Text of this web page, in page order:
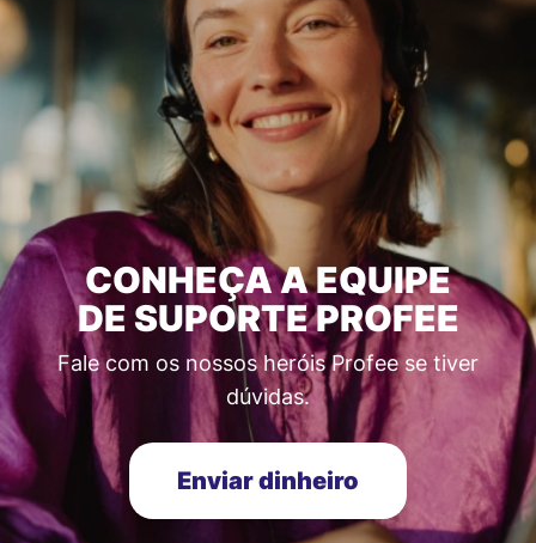
CONHEÇA A EQUIPE
DE SUPORTE PROFEE
Fale com os nossos heróis Profee se tiver
dúvidas.
Enviar dinheiro